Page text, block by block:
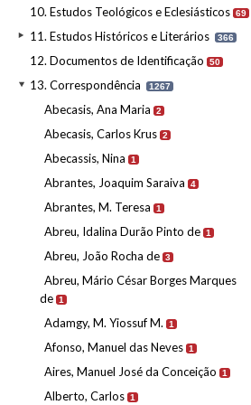
10. Estudos Teológicos e Eclesiásticos 69
11. Estudos Históricos e Literários 366
12. Documentos de Identificação 50
13. Correspondência 1267
Abecasis, Ana Maria 2
Abecasis, Carlos Krus 2
Abecassis, Nina 1
Abrantes, Joaquim Saraiva 4
Abrantes, M. Teresa 1
Abreu, Idalina Durão Pinto de 1
Abreu, João Rocha de 3
Abreu, Mário César Borges Marques
de 1
Adamgy, M. Yiossuf M. 1
Afonso, Manuel das Neves 1
Aires, Manuel José da Conceição 1
Alberto, Carlos 1